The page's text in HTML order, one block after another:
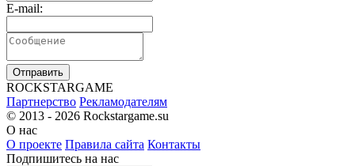
E-mail:
Отправить
ROCKSTARGAME
Партнерство Рекламодателям
© 2013 - 2026 Rockstargame.su
О нас
О проекте Правила сайта Контакты
Подпишитесь на нас